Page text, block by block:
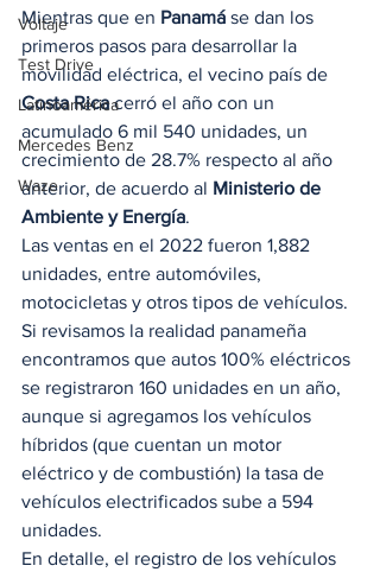
Voltaje
Test Drive
Latinoamérica
Mercedes Benz
Waze
Mientras que en Panamá se dan los
primeros pasos para desarrollar la
movilidad eléctrica, el vecino país de
Costa Rica cerró el año con un
acumulado 6 mil 540 unidades, un
crecimiento de 28.7% respecto al año
anterior, de acuerdo al Ministerio de
Ambiente y Energía.
Las ventas en el 2022 fueron 1,882
unidades, entre automóviles,
motocicletas y otros tipos de vehículos.
Si revisamos la realidad panameña
encontramos que autos 100% eléctricos
se registraron 160 unidades en un año,
aunque si agregamos los vehículos
híbridos (que cuentan un motor
eléctrico y de combustión) la tasa de
vehículos electrificados sube a 594
unidades.
En detalle, el registro de los vehículos